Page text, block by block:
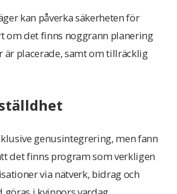
kan påverka säkerheten för
om det finns noggrann planering
är placerade, samt om tillräcklig
genusintegrering, men fann
det finns program som verkligen
via nätverk, bidrag och